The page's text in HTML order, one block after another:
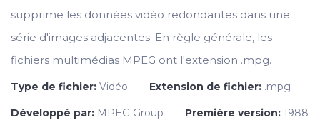
supprime les données vidéo redondantes dans une
série d'images adjacentes. En règle générale, les
fichiers multimédias MPEG ont l'extension .mpg.
Type de fichier: Vidéo Extension de fichier: .mpg
Développé par: MPEG Group Première version: 1988